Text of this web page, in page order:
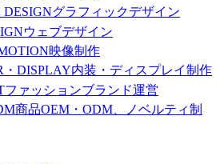
DESIGNグラフィックデザイン
ウェブデザイン
映像制作
・DISPLAY内装・ディスプレイ制作
ファッションブランド運営
商品OEM・ODM、ノベルティ制